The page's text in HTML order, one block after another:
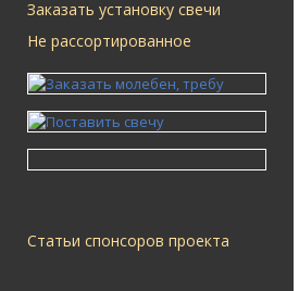
Заказать установку свечи
Не рассортированное
Статьи спонсоров проекта